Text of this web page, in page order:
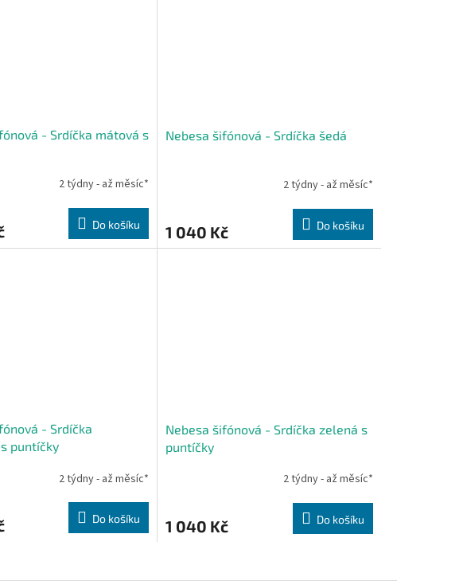
- Srdíčka mátová s
2 týdny - až měsíc*
Do košíku
Nebesa šifónová - Srdíčka šedá
2 týdny - až měsíc*
1 040 Kč Do košíku
- Srdíčka
puntíčky
2 týdny - až měsíc*
Do košíku
Nebesa šifónová - Srdíčka zelená s
puntíčky
2 týdny - až měsíc*
1 040 Kč Do košíku